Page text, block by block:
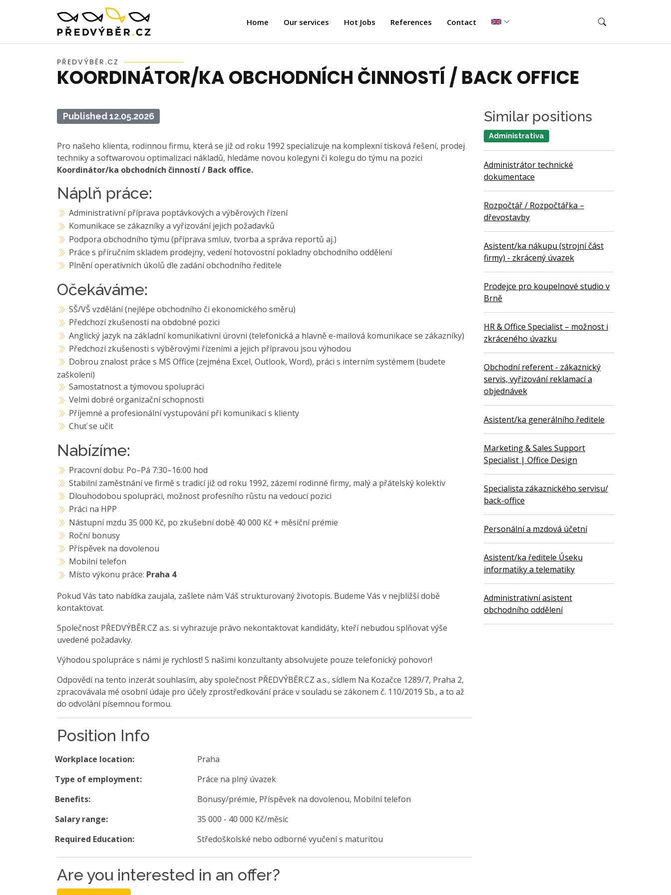
Home Our services Hot Jobs References Contact
PŘEDVÝBĚR.CZ
KOORDINÁTOR/KA OBCHODNÍCH ČINNOSTÍ / BACK OFFICE
Published 12.05.2026
Pro našeho klienta, rodinnou firmu, která se již od roku 1992 specializuje na komplexní tisková řešení, prodej
techniky a softwarovou optimalizaci nákladů, hledáme novou kolegyni či kolegu do týmu na pozici
Koordinátor/ka obchodních činností / Back office.
Náplň práce:
Administrativní příprava poptávkových a výběrových řízení
Komunikace se zákazníky a vyřizování jejich požadavků
Podpora obchodního týmu (příprava smluv, tvorba a správa reportů aj.)
Práce s příručním skladem prodejny, vedení hotovostní pokladny obchodního oddělení
Plnění operativních úkolů dle zadání obchodního ředitele
Očekáváme:
SŠ/VŠ vzdělání (nejlépe obchodního či ekonomického směru)
Předchozí zkušenosti na obdobné pozici
Anglický jazyk na základní komunikativní úrovni (telefonická a hlavně e-mailová komunikace se zákazníky)
Předchozí zkušenosti s výběrovými řízeními a jejich přípravou jsou výhodou
Dobrou znalost práce s MS Office (zejména Excel, Outlook, Word), práci s interním systémem (budete
zaškoleni)
Samostatnost a týmovou spolupráci
Velmi dobré organizační schopnosti
Příjemné a profesionální vystupování při komunikaci s klienty
Chuť se učit
Nabízíme:
Pracovní dobu: Po–Pá 7:30–16:00 hod
Stabilní zaměstnání ve firmě s tradicí již od roku 1992, zázemí rodinné firmy, malý a přátelský kolektiv
Dlouhodobou spolupráci, možnost profesního růstu na vedoucí pozici
Práci na HPP
Nástupní mzdu 35 000 Kč, po zkušební době 40 000 Kč + měsíční prémie
Roční bonusy
Příspěvek na dovolenou
Mobilní telefon
Místo výkonu práce: Praha 4
Pokud Vás tato nabídka zaujala, zašlete nám Váš strukturovaný životopis. Budeme Vás v nejbližší době
kontaktovat.
Společnost PŘEDVÝBĚR.CZ a.s. si vyhrazuje právo nekontaktovat kandidáty, kteří nebudou splňovat výše
uvedené požadavky.
Výhodou spolupráce s námi je rychlost! S našimi konzultanty absolvujete pouze telefonický pohovor!
Odpovědí na tento inzerát souhlasím, aby společnost PŘEDVÝBĚR.CZ a.s., sídlem Na Kozačce 1289/7, Praha 2,
zpracovávala mé osobní údaje pro účely zprostředkování práce v souladu se zákonem č. 110/2019 Sb., a to až
do odvolání písemnou formou.
Position Info
Workplace location:
Praha
Type of employment:
Práce na plný úvazek
Benefits:
Bonusy/prémie, Příspěvek na dovolenou, Mobilní telefon
Salary range:
35 000 - 40 000 Kč/měsíc
Required Education:
Středoškolské nebo odborné vyučení s maturitou
Are you interested in an offer?
Similar positions
Administrativa
Administrátor technické
dokumentace
Rozpočtář / Rozpočtářka –
dřevostavby
Asistent/ka nákupu (strojní část
firmy) - zkrácený úvazek
Prodejce pro koupelnové studio v
Brně
HR & Office Specialist – možnost i
zkráceného úvazku
Obchodní referent - zákaznický
servis, vyřizování reklamací a
objednávek
Asistent/ka generálního ředitele
Marketing & Sales Support
Specialist | Office Design
Specialista zákaznického servisu/
back-office
Personální a mzdová účetní
Asistent/ka ředitele Úseku
informatiky a telematiky
Administrativní asistent
obchodního oddělení